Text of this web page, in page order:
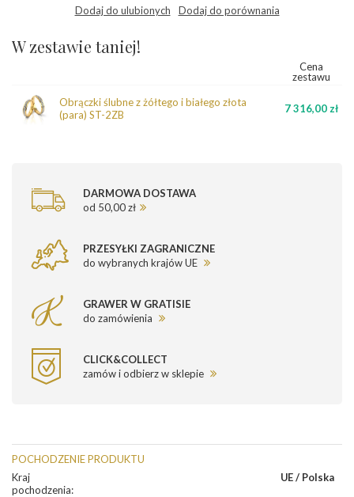
Dodaj do ulubionych Dodaj do porównania
W zestawie taniej!
Cena
zestawu
Obrączki ślubne z żółtego i białego złota
(para) ST-2ZB
7 316,00 zł
DARMOWA DOSTAWA
od 50,00 zł
PRZESYŁKI ZAGRANICZNE
do wybranych krajów UE
GRAWER W GRATISIE
do zamówienia
CLICK&COLLECT
zamów i odbierz w sklepie
POCHODZENIE PRODUKTU
Kraj
pochodzenia:
UE / Polska